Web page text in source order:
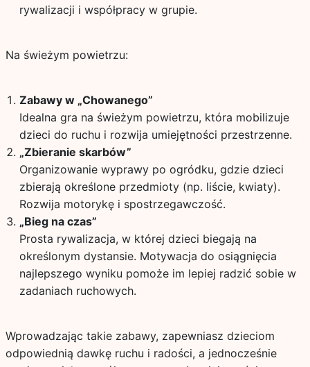
rywalizacji i współpracy w grupie.
Na świeżym powietrzu:
Zabawy w „Chowanego”
Idealna gra na świeżym powietrzu, która mobilizuje
dzieci do ruchu i rozwija umiejętności przestrzenne.
„Zbieranie skarbów”
Organizowanie wyprawy po ogródku, gdzie dzieci
zbierają określone przedmioty (np. liście, kwiaty).
Rozwija motorykę i spostrzegawczość.
„Bieg na czas”
Prosta rywalizacja, w której dzieci biegają na
określonym dystansie. Motywacja do osiągnięcia
najlepszego wyniku pomoże im lepiej radzić sobie w
zadaniach ruchowych.
Wprowadzając takie zabawy, zapewniasz dzieciom
odpowiednią dawkę ruchu i radości, a jednocześnie